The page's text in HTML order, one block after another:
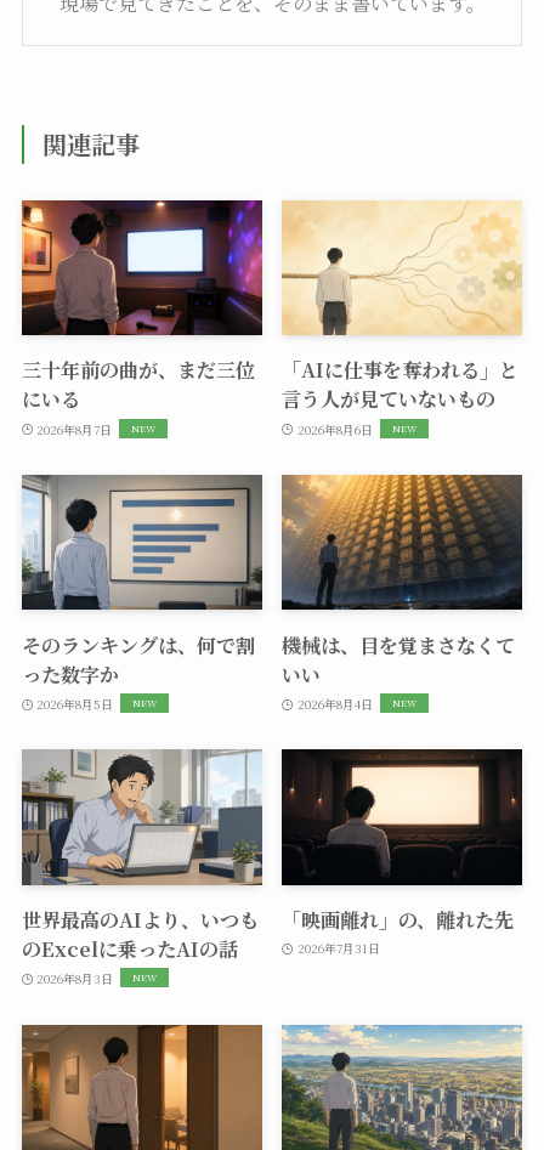
関連記事
三十年前の曲が、まだ三位
にいる
2026年8月7日
「AIに仕事を奪われる」と
言う人が見ていないもの
2026年8月6日
そのランキングは、何で割
った数字か
2026年8月5日
機械は、目を覚まさなくて
いい
2026年8月4日
世界最高のAIより、いつも
のExcelに乗ったAIの話
2026年8月3日
「映画離れ」の、離れた先
2026年7月31日